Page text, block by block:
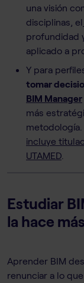
una visión
disciplinas, el
profundidad
aplicado a
Y para
tomar
BIM Manager
más
metodología.
incluye
UTAMED
Estudiar
la hace
Aprender BIM
renunciar a lo